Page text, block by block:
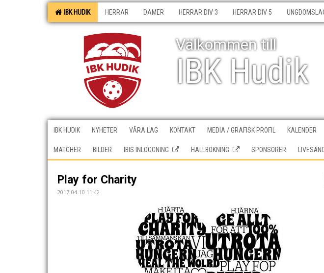
IBK HUDIK HERRAR DAMER HERRAR DIV 3 HERRAR DIV 5
IBK Hudik
Välkommen till
IBK HUDIK NYHETER VÅRA LAG KONTAKT MEDIA / GRAFISK PROFIL KALENDER
MATCHER BILDER IBIS INLOGGNING HALLBOKNING SPONSORER
Play for Charity
2017-04-10 11:42